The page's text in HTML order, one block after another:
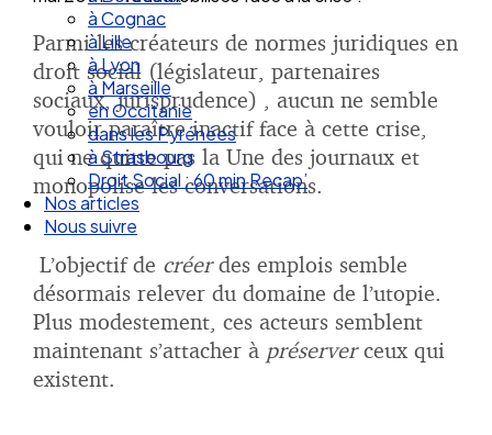
à Bordeaux
à Cognac
à Lille
à Lyon
à Marseille
en Occitanie
dans les Pyrénées
à Strasbourg
Droit Social : 60 min Recap’
Nos articles
Parmi les créateurs de normes juridiques en
droit social (législateur, partenaires
sociaux, jurisprudence) , aucun ne semble
vouloir paraître inactif face à cette crise,
qui ne quitte pas la Une des journaux et
monopolise les conversations.
L’objectif de créerdes emplois semble
désormais relever du domaine de l’utopie.
Plus modestement, ces acteurs semblent
maintenant s’attacher à préserverceux qui
existent.